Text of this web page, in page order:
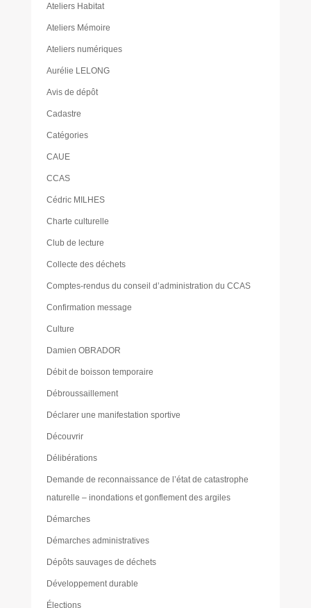
Ateliers Habitat
Ateliers Mémoire
Ateliers numériques
Aurélie LELONG
Avis de dépôt
Cadastre
Catégories
CAUE
CCAS
Cédric MILHES
Charte culturelle
Club de lecture
Collecte des déchets
Comptes-rendus du conseil d’administration du CCAS
Confirmation message
Culture
Damien OBRADOR
Débit de boisson temporaire
Débroussaillement
Déclarer une manifestation sportive
Découvrir
Délibérations
Demande de reconnaissance de l’état de catastrophe
naturelle – inondations et gonflement des argiles
Démarches
Démarches administratives
Dépôts sauvages de déchets
Développement durable
Élections